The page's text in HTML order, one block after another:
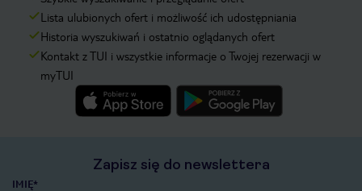
Lista ulubionych ofert i możliwość ich udostępniania
Historia wyszukiwań i ostatnio oglądanych ofert
Kontakt z TUI i wszystkie informacje o Twojej rezerwacji w
myTUI
Zapisz się do newslettera
IMIĘ*